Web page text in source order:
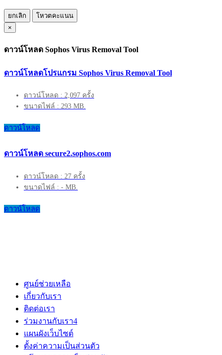
ยกเลิก
โหวตคะแนน
×
ดาวน์โหลด Sophos Virus Removal Tool
ดาวน์โหลดโปรแกรม Sophos Virus Removal Tool
ดาวน์โหลด : 2,097 ครั้ง
ขนาดไฟล์ : 293 MB.
ดาวน์โหลด
ดาวน์โหลด secure2.sophos.com
ดาวน์โหลด : 27 ครั้ง
ขนาดไฟล์ : - MB.
ดาวน์โหลด
ศูนย์ช่วยเหลือ
เกี่ยวกับเรา
ติดต่อเรา
ร่วมงานกับเรา4
แผนผังเว็บไซต์
ตั้งค่าความเป็นส่วนตัว